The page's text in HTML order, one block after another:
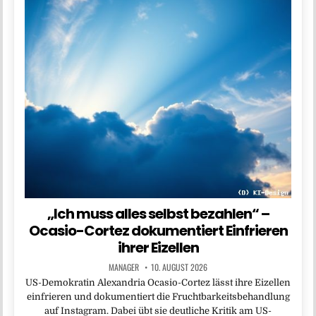
„Ich muss alles selbst bezahlen“ –
Ocasio-Cortez dokumentiert Einfrieren
ihrer Eizellen
MANAGER 10. AUGUST 2026
US-Demokratin Alexandria Ocasio-Cortez lässt ihre Eizellen
einfrieren und dokumentiert die Fruchtbarkeitsbehandlung
auf Instagram. Dabei übt sie deutliche Kritik am US-